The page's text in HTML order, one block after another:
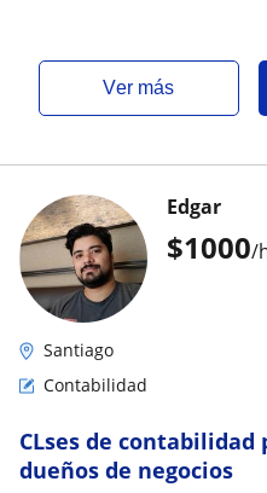
ver más
$1000/
Edgar
Santiago
Contabilidad
CLses de
dueños de negocios